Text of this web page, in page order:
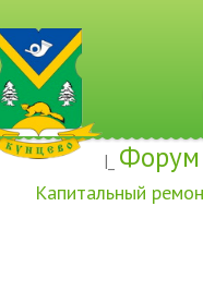
|_ Форум
Капитальный